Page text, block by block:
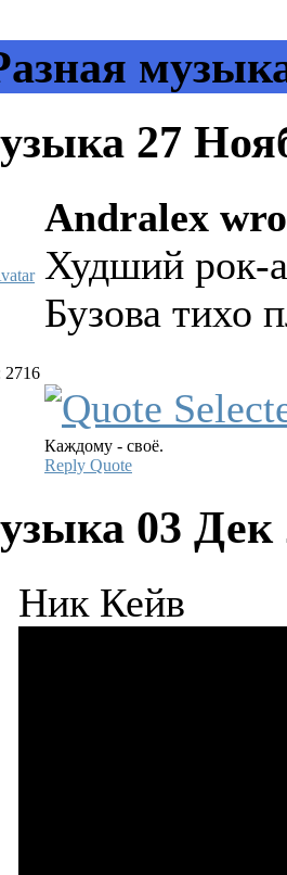
27
2716
Andralex
Худший рок-
Бузова тихо
Каждому - своё.
Reply Quote
03 Дек
Ник Кейв